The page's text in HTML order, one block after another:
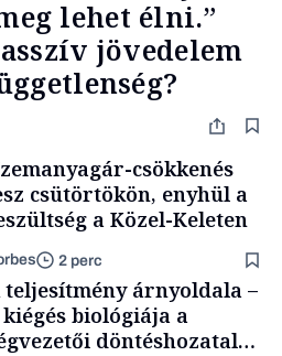
lehet élni.”
jövedelem
csökkenés
csütörtökön, enyhül a
a Közel-Keleten
2 perc
teljesítmény árnyoldala –
kiégés biológiája a
döntéshozatal